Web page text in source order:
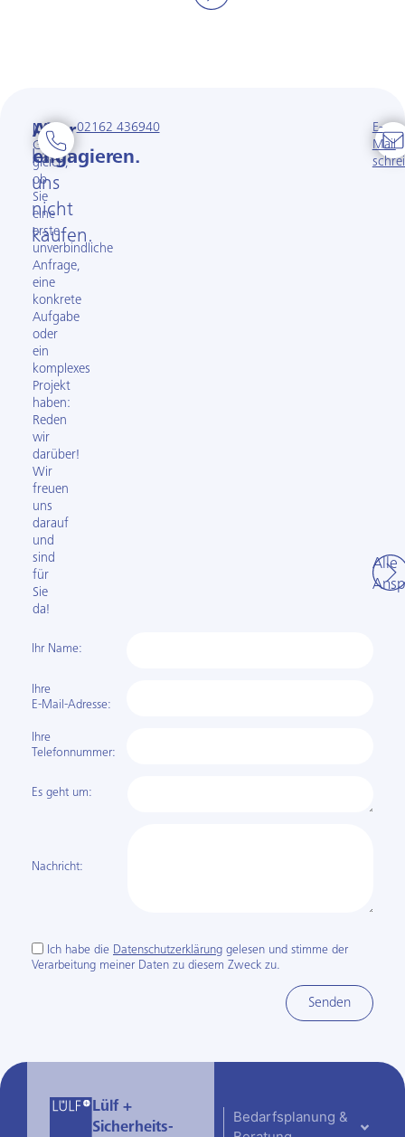
Man
kann
uns
nicht
kaufen.
Aber
engagieren.
Ganz
gleich,
ob
Sie
eine
erste
unverbindliche
Anfrage,
eine
konkrete
Aufgabe
oder
ein
komplexes
Projekt
haben:
Reden
wir
darüber!
Wir
freuen
uns
darauf
und
sind
für
Sie
da!
02162 436940
E-
Mail
Alle
Ihr Name:
Ihre
E-Mail-Adresse:
Ihre
Telefon­nummer:
Es geht um:
Nachricht:
Ich habe die Datenschutzerklärung gelesen und stimme der
Verarbeitung meiner Daten zu diesem Zweck zu.
Senden
Lülf +
Sicherheits­
Bedarfsplanung &